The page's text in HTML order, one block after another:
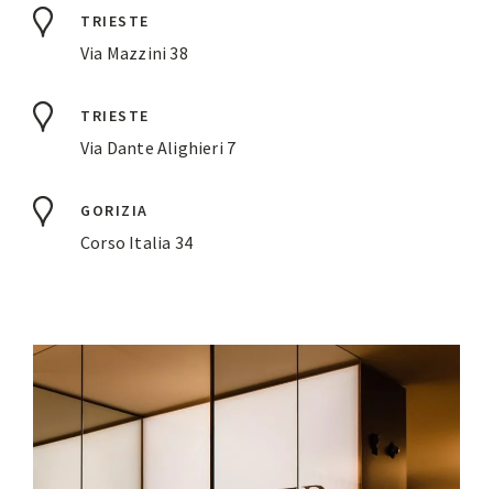
TRIESTE
Via Mazzini 38
TRIESTE
Via Dante Alighieri 7
GORIZIA
Corso Italia 34